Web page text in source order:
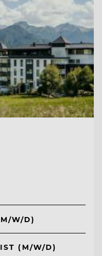
W/D)
(M/W/D)